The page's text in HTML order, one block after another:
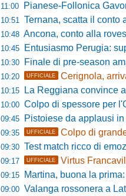
11:00 Pianese-Follonica Gavorrano 0-
10:51 Ternana, scatta il conto alla rovescia:
10:48 Ancona, conto alla rovescia per il
10:45 Entusiasmo Perugia: superata
10:30 Finale di pre-season amaro per la
10:20 UFFICIALE Cerignola,
10:15 La Reggiana convince a
10:00 Colpo di spessore per
09:45 Pistoiese da applausi in
09:35 UFFICIALE Colpo di
09:30 Test match ricco di emozioni:
09:17 UFFICIALE Virtus
09:15 Martina, buona la prima: 2-
09:00 Valanga rossonera a Latronico: